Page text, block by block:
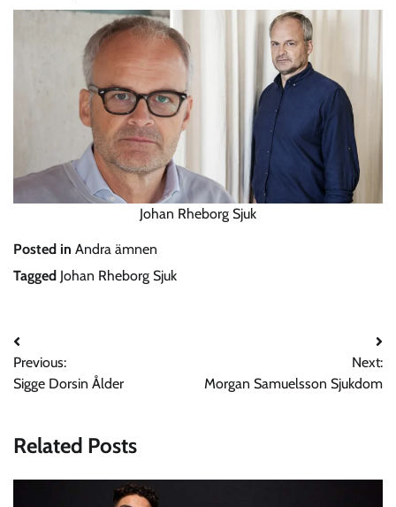
Johan Rheborg Sjuk
Posted in Andra ämnen
Tagged Johan Rheborg Sjuk
Post
navigation
Previous:
Sigge Dorsin Ålder
Next:
Morgan Samuelsson Sjukdom
Related Posts